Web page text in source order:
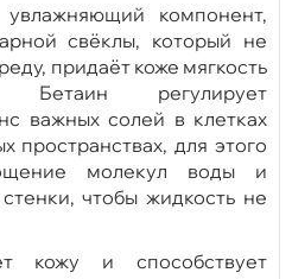
компонент,
свёклы, который не
придаёт коже мягкость
Бетаин регулирует
важных солей в клетках
пространствах, для этого
молекул воды и
чтобы жидкость не
кожу и способствует